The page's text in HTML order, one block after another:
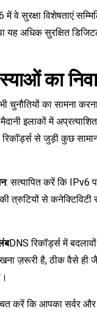
में वे सुरक्षा विशेषताएं
यह अधिक सुरक्षित
का
चुनौतियों का सामना
इलाकों में
से जुड़ी कुछ
: सत्यापित करें कि IPv6
त्रुटियों से
DNS रिकॉर्ड्स में
ज़रूरी है, ठीक वैसे ही
करें कि आपका सर्वर